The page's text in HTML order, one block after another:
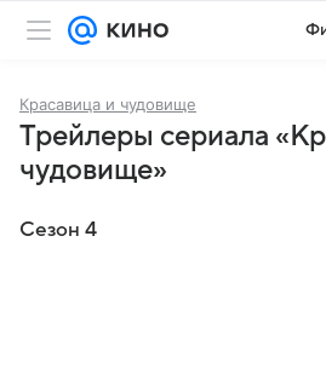
Красавица и чудовище
Трейлеры сериала
чудовище»
Сезон 4